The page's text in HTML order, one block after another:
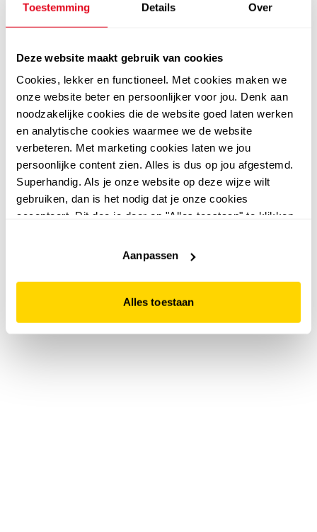
Toestemming Details Over
Deze website maakt gebruik van cookies
Cookies, lekker en functioneel. Met cookies maken we
onze website beter en persoonlijker voor jou. Denk aan
noodzakelijke cookies die de website goed laten werken
en analytische cookies waarmee we de website
verbeteren. Met marketing cookies laten we jou
persoonlijke content zien. Alles is dus op jou afgestemd.
Superhandig. Als je onze website op deze wijze wilt
gebruiken, dan is het nodig dat je onze cookies
accepteert. Dit doe je door op "Alles toestaan" te klikken.
website niet optimaal functioneert.
Aanpassen
Alles toestaan